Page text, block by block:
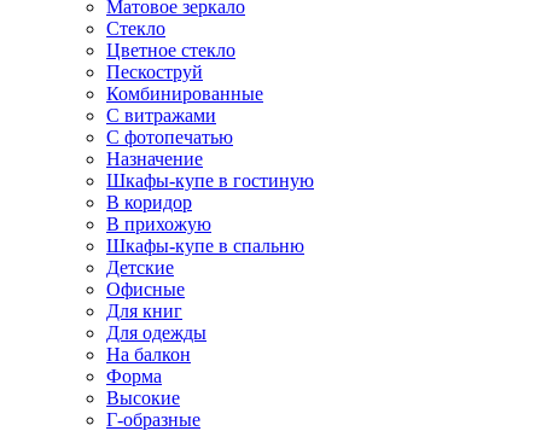
Матовое зеркало
Стекло
Цветное стекло
Пескоструй
Комбинированные
С витражами
С фотопечатью
Назначение
Шкафы-купе в гостиную
В коридор
В прихожую
Шкафы-купе в спальню
Детские
Офисные
Для книг
Для одежды
На балкон
Форма
Высокие
Г-образные